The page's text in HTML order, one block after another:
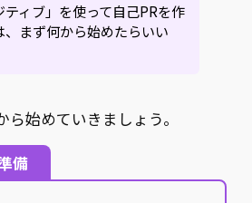
ティブ」を使って自己PRを作
、まず何から始めたらいい
始めていきましょう。
備